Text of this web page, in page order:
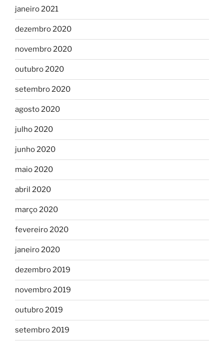
janeiro 2021
dezembro 2020
novembro 2020
outubro 2020
setembro 2020
agosto 2020
julho 2020
junho 2020
maio 2020
abril 2020
março 2020
fevereiro 2020
janeiro 2020
dezembro 2019
novembro 2019
outubro 2019
setembro 2019